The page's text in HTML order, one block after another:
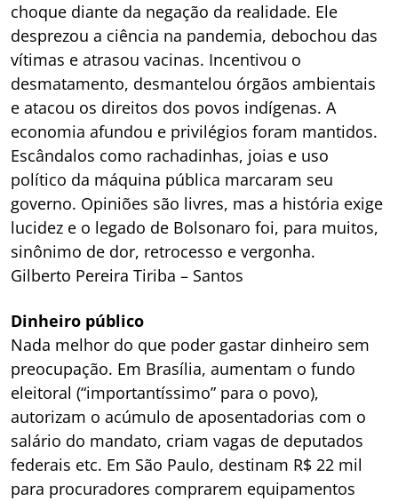
choque diante da negação da realidade. Ele
desprezou a ciência na pandemia, debochou das
vítimas e atrasou vacinas. Incentivou o
desmatamento, desmantelou órgãos ambientais
e atacou os direitos dos povos indígenas. A
economia afundou e privilégios foram mantidos.
Escândalos como rachadinhas, joias e uso
político da máquina pública marcaram seu
governo. Opiniões são livres, mas a história exige
lucidez e o legado de Bolsonaro foi, para muitos,
sinônimo de dor, retrocesso e vergonha.
Gilberto Pereira Tiriba – Santos
Dinheiro público
Nada melhor do que poder gastar dinheiro sem
preocupação. Em Brasília, aumentam o fundo
eleitoral (“importantíssimo” para o povo),
autorizam o acúmulo de aposentadorias com o
salário do mandato, criam vagas de deputados
federais etc. Em São Paulo, destinam R$ 22 mil
para procuradores comprarem equipamentos